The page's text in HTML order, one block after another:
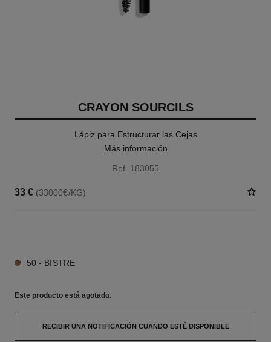
CRAYON SOURCILS
Lápiz para Estructurar las Cejas
Más información
Ref. 183055
33 € (33000€/KG)
50 - BISTRE
Este producto está agotado.
RECIBIR UNA NOTIFICACIÓN CUANDO ESTÉ DISPONIBLE